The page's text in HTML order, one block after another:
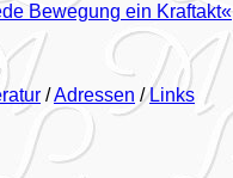
Bewegung ein Kraftakt«
/Adressen /Links